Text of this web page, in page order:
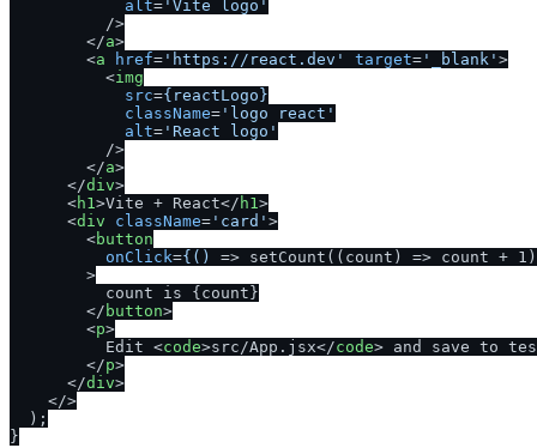
alt= 'Vite logo'
          />
</a>
<a href= 'https://react.dev' target= '_blank' >
<img
src={reactLogo}
className= 'logo react'
alt= 'React logo'
          />
</a>
</div>
<h1>Vite + React</ h1>
<div className= 'card' >
<button
onClick={() => setCount((count) => count +
        >
          count is {count}
</ button>
<p>
          Edit
<code>src/App.jsx</code> and save to
</p>
</div>
</>
  );
}